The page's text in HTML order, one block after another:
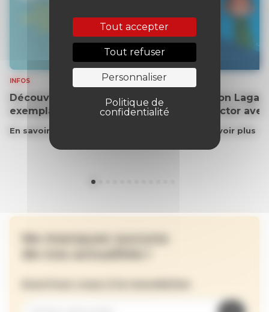
Tout accepter
Tout refuser
Personnaliser
Politique de
confidentialité
INFOS
Découvrez gratuitement un
exemplaire du journal !
En savoir plus
Gaston
collector
En savoir plus
Ne manquez aucune